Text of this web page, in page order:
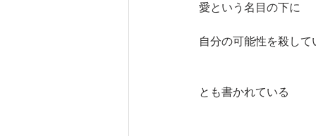
愛という名目の下に
自分の可能性を殺して
とも書かれている